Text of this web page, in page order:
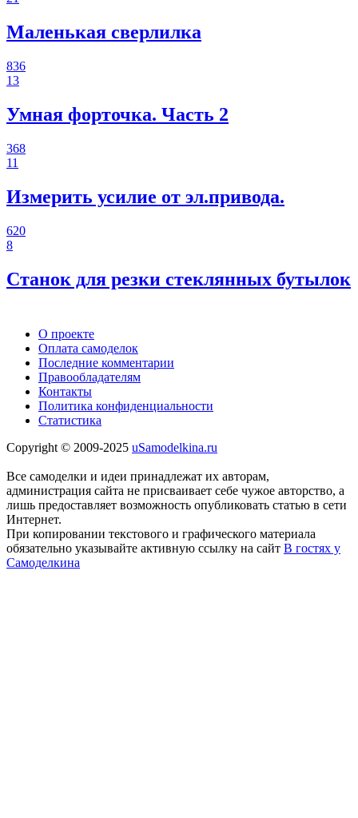
Маленькая сверлилка
836
13
Умная форточка. Часть 2
368
11
Измерить усилие от эл.привода.
620
8
Станок для резки стеклянных бутылок
О проекте
Оплата самоделок
Последние комментарии
Правообладателям
Контакты
Политика конфиденциальности
Статистика
Copyright © 2009-2025 uSamodelkina.ru
Все самоделки и идеи принадлежат их авторам,
администрация сайта не присваивает себе чужое авторство, а
лишь предоставляет возможность опубликовать статью в сети
Интернет.
При копировании текстового и графического материала
обязательно указывайте активную ссылку на сайт В гостях у
Самоделкина